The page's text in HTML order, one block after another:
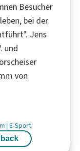
Besucher
bei der
Jens
und
von
| E-Sport